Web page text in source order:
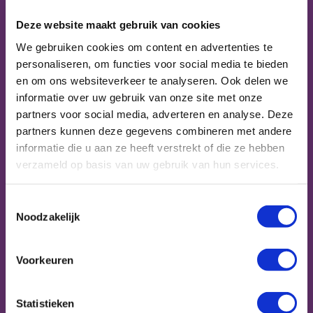
Deze website maakt gebruik van cookies
We gebruiken cookies om content en advertenties te
personaliseren, om functies voor social media te bieden
en om ons websiteverkeer te analyseren. Ook delen we
informatie over uw gebruik van onze site met onze
partners voor social media, adverteren en analyse. Deze
partners kunnen deze gegevens combineren met andere
informatie die u aan ze heeft verstrekt of die ze hebben
verzameld op basis van uw gebruik van hun services.
Noodzakelijk
Voorkeuren
Statistieken
kunnen deelnemen aan het programma? “Als
ik zo’n programma als Petje af had kunnen
volgen, was mijn hele wereld opengegaan.
Zelfs als coach leer ik nu nog zo ontzettend
veel over wat er eigenlijk überhaupt in de
wereld bestaat. Verder had het me vooral een
netwerk gegeven en had ik ook verschillende
verantwoordelijkheden ontwikkeld zoals het
Petje af dingen doet die je normaal eigenlijk
niet doet, kom je erachter dat je bepaalde
eigenschappen hebt waarvan je niet eens
wist dat je ze had. Je komt er echt achter
wie je in werkelijkheid bent, waar je goed in
bent en wat je wil. Als je een beperkt leven